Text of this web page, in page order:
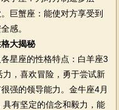
巨蟹座：能使对方享受到
感。
大揭秘
星座的性格特点：白羊座3
，喜欢冒险，勇于尝试新
强的领导能力。金牛座4月
有坚定的信念和毅力，能